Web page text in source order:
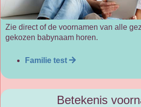
Zie direct of de voornamen van alle
gekozen babynaam horen.
Familie test
Betekenis